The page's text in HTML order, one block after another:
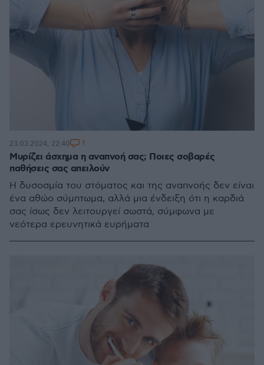
Μυρίζει άσχημα η αναπνοή σας; Ποιες σοβαρές
παθήσεις σας απειλούν
Η δυσοσμία του στόματος και της αναπνοής δεν είναι
ένα αθώο σύμπτωμα, αλλά μια ένδειξη ότι η καρδιά
σας ίσως δεν λειτουργεί σωστά, σύμφωνα με
νεότερα ερευνητικά ευρήματα
23.03.2024, 22:40 1